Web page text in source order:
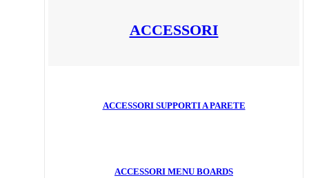
ACCESSORI
ACCESSORI SUPPORTI A PARETE
ACCESSORI MENU BOARDS